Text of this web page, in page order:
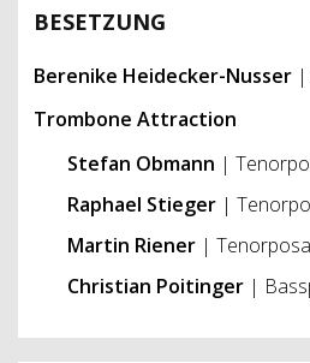
BESETZUNG
Berenike Heidecker-Nusser
Trombone Attraction
Stefan Obmann |
Raphael Stieger |
Martin Riener |
Christian Poitinger |